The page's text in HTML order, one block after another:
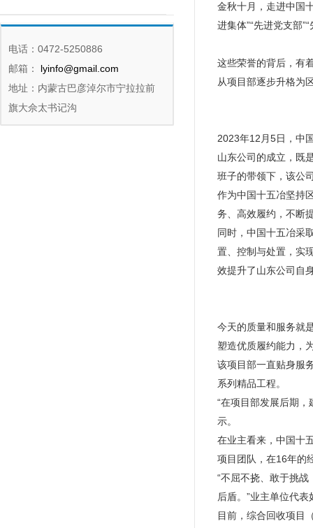
电话：0472-5250886
邮箱：
lyinfo@gmail.com
地址：内蒙古巴彦淖尔市宁拉拉前
旗大佘太书记沟
金秋十月，走进中国
进集体”“先进党支部
这些荣誉的背后，有
从项目部逐步升格为
2023年12月5日，中
山东公司的成立，既
班子的带领下，该公
作为中国十五冶坚持
务、高效履约，不断
同时，中国十五冶采
置、控制与处置，实
效提升了山东公司自
今天的质量和服务就
塑造优质履约能力，
该项目部一直贴身服
系列精品工程。
“在项目部发展后期
示。
在业主看来，中国十
项目团队，在16年的
“不屈不挠、敢于挑
后盾。”业主单位代
目前，综合回收项目